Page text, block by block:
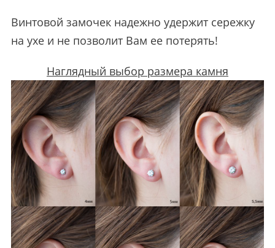
Винтовой замочек надежно удержит сережку
на ухе и не позволит Вам ее потерять!
Наглядный выбор размера камня